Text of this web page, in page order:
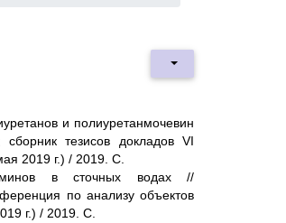
и полиуретанмочевин
тезисов докладов VI
2019 г.) / 2019. С.
в сточных водах //
по анализу объектов
г.) / 2019. С.